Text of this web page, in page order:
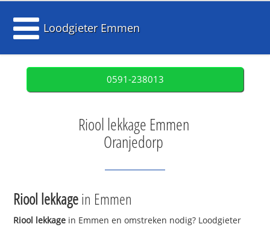
Loodgieter Emmen
0591-238013
Riool lekkage Emmen
Oranjedorp
Riool lekkagein Emmen
Riool lekkage in Emmen en omstreken nodig? Loodgieter